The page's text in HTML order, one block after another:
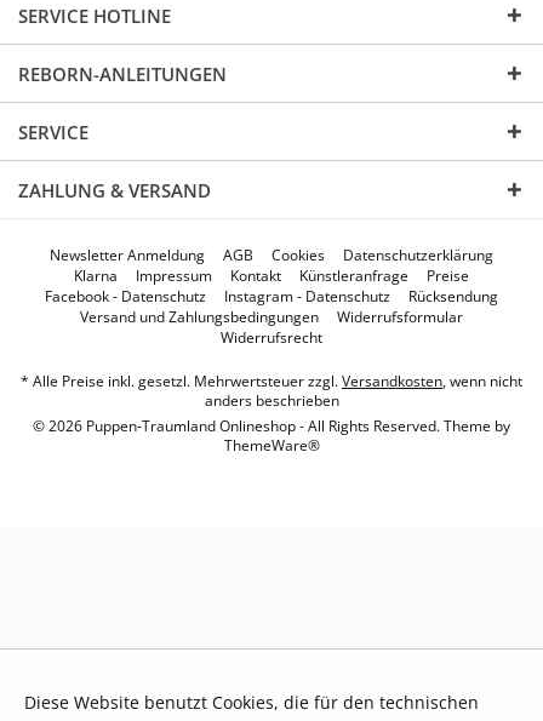
SERVICE HOTLINE
REBORN-ANLEITUNGEN
SERVICE
ZAHLUNG & VERSAND
Newsletter Anmeldung AGB Cookies
Datenschutzerklärung
Klarna
Impressum Kontakt Künstleranfrage
Preise
Facebook - Datenschutz
Instagram - Datenschutz
Rücksendung
Versand und Zahlungsbedingungen
Widerrufsformular
Widerrufsrecht
* Alle Preise inkl. gesetzl. Mehrwertsteuer zzgl.Versandkosten, wenn nicht
anders beschrieben
© 2026 Puppen-Traumland Onlineshop - All Rights Reserved. Theme by
ThemeWare®
Diese Website benutzt Cookies, die für den technischen